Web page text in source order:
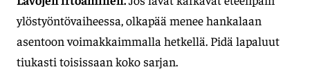
ylöstyöntövaiheessa, olkapää menee hankalaan
asentoon voimakkaimmalla hetkellä. Pidä lapaluut
tiukasti toisissaan koko sarjan.